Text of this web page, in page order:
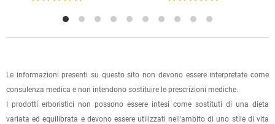
La spedizione è accompagnata da un riepilogo d'ordine,
Dalla tuaArea Clientepotrai verificare lo stato di lavorazione
dell'ordine e lo stato della spedizione.
Le informazioni presenti su questo sito non devono essere interpretate come
consulenza medica e non intendono sostituire le prescrizioni mediche.
I prodotti erboristici non possono essere intesi come sostituti di una dieta
variata ed equilibrata e devono essere utilizzati nell'ambito di uno stile di vita